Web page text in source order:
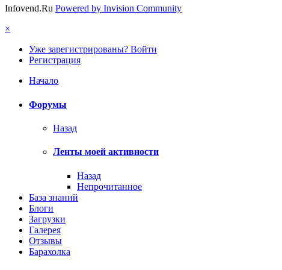
Infovend.Ru Powered by Invision Community
×
Уже зарегистрированы? Войти
Регистрация
Начало
Форумы
Назад
Ленты моей активности
Назад
Непрочитанное
База знаний
Блоги
Загрузки
Галерея
Отзывы
Барахолка